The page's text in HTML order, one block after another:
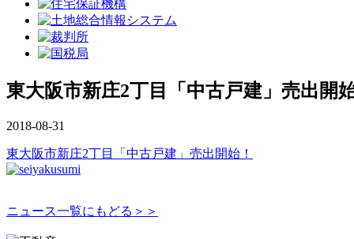
東大阪市新庄2丁目「中古戸建」売出開
2018-08-31
東大阪市新庄2丁目「中古戸建」売出開始！
ニュース一覧にもどる＞＞